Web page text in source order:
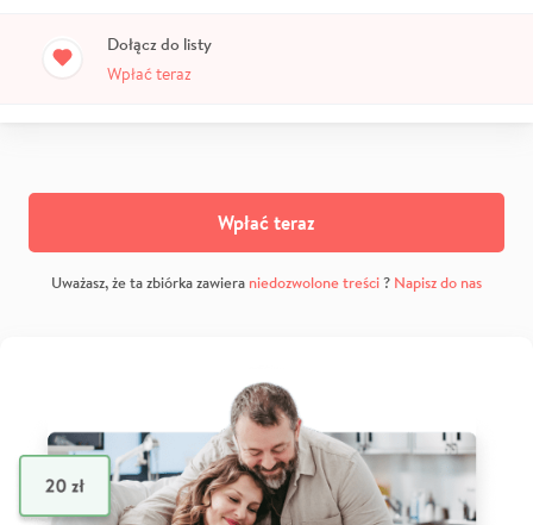
Dołącz do listy
Wpłać teraz
Wpłać teraz
Uważasz, że ta zbiórka zawiera niedozwolone treści? Napisz do nas